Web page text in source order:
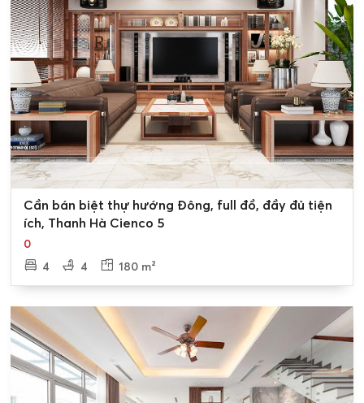
Cần bán biệt thự hướng Đông, full đồ, đầy đủ tiện
ích, Thanh Hà Cienco 5
0
4
4 180 m²